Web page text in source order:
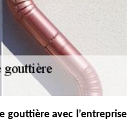
gouttière avec l’entreprise